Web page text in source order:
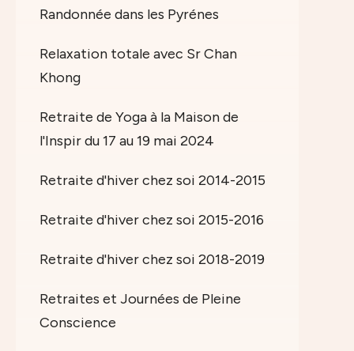
Randonnée dans les Pyrénes
Relaxation totale avec Sr Chan
Khong
Retraite de Yoga à la Maison de
l'Inspir du 17 au 19 mai 2024
Retraite d'hiver chez soi 2014-2015
Retraite d'hiver chez soi 2015-2016
Retraite d'hiver chez soi 2018-2019
Retraites et Journées de Pleine
Conscience